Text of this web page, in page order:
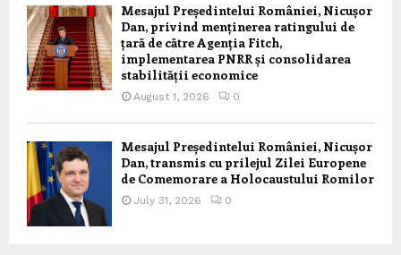
Mesajul Președintelui României, Nicușor
Dan, privind menținerea ratingului de
țară de către Agenția Fitch,
implementarea PNRR și consolidarea
stabilității economice
August 1, 2026 0
Mesajul Președintelui României, Nicușor
Dan, transmis cu prilejul Zilei Europene
de Comemorare a Holocaustului Romilor
July 31, 2026 0